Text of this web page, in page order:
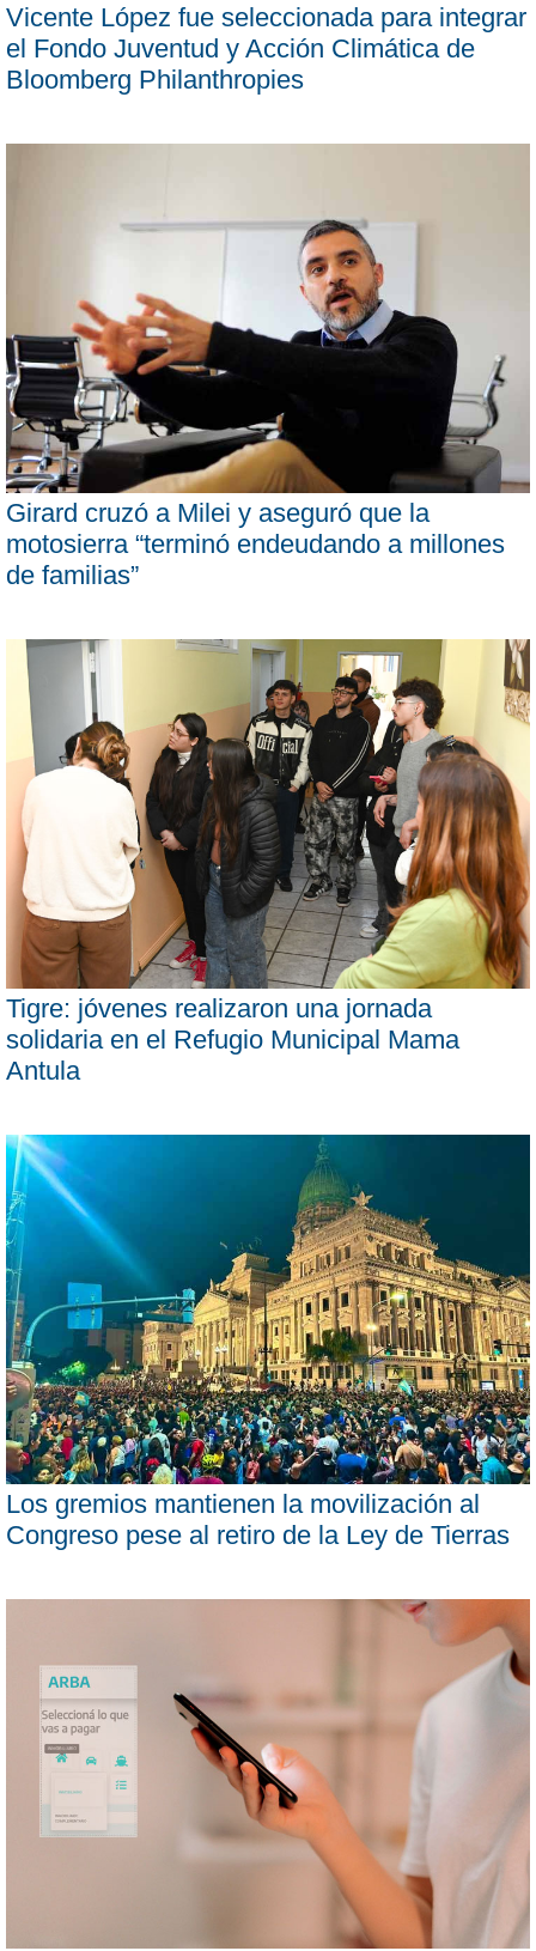
Vicente López fue seleccionada para integrar
el Fondo Juventud y Acción Climática de
Bloomberg Philanthropies
Girard cruzó a Milei y aseguró que la
motosierra “terminó endeudando a millones
de familias”
Tigre: jóvenes realizaron una jornada
solidaria en el Refugio Municipal Mama
Antula
Los gremios mantienen la movilización al
Congreso pese al retiro de la Ley de Tierras